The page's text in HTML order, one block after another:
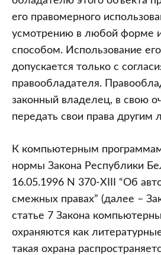
его правомерного
усмотрению в любой форме
способом. Использование
допускается только с
правообладателя.
законный владелец, в свою
передать свои права другим
К компьютерным
нормы Закона Республики
16.05.1996 N 370-XIII “Об
смежных правах” (далее –
статье 7 Закона
охраняются как
такая охрана